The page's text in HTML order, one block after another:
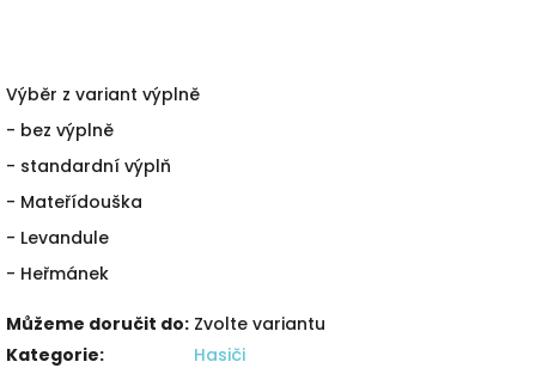
Výběr z variant výplně
- bez výplně
- standardní výplň
- Mateřídouška
- Levandule
- Heřmánek
Můžeme doručit do: Zvolte variantu
Kategorie:
Hasiči